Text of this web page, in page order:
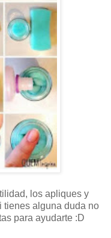
los apliques y
tienes alguna duda no
para ayudarte :D